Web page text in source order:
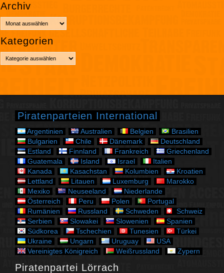
Archiv
r
c
Kategorien
a
g
Piratenparteien International
Argentinien Australien Belgien
Brasilien
Bulgarien
Chile Dänemark
Deutschland
Estland
Finnland Frankreich
Griechenland
Guatemala
Island Israel
Italien
Kanada
Kasachstan Kolumbien
Kroatien
Lettland
Litauen Luxemburg
Marokko
Mexiko
Neuseeland
Niederlande
Österreich
Peru Polen
Portugal
Rumänien
Russland Schweden
Schweiz
Serbien
Slowakei Slowenien
Spanien
Südkorea
Tschechien Tunesien
Türkei
Ukraine
Ungarn Uruguay
USA
Vereinigtes Königreich
Weißrussland Zypern
Piratenpartei Lörrach